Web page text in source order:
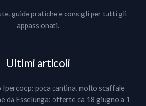
guide pratiche e consigli per tutti gli
appassionati.
Ultimi articoli
poca cantina, molto scaffale
da Esselunga: offerte da 18 giugno a 1